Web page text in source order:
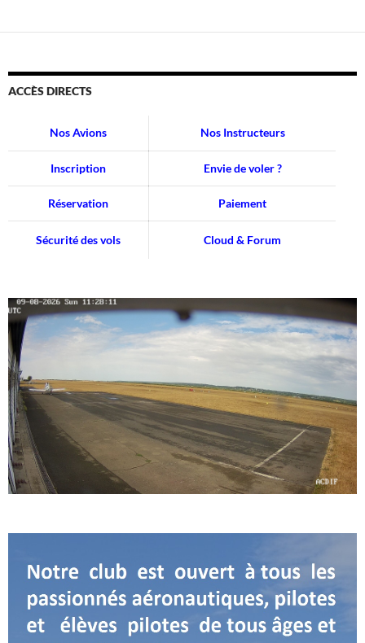
ACCÈS DIRECTS
Nos Avions Nos Instructeurs
Inscription Envie de voler ?
Réservation Paiement
Sécurité des vols Cloud & Forum